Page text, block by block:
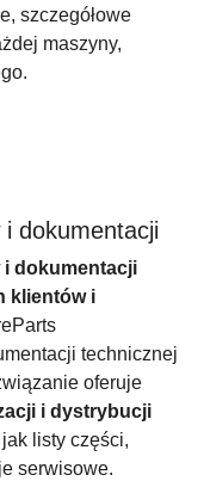
szczegółowe
maszyny,
dokumentacji
dokumentacji
klientów i
technicznej
oferuje
i dystrybucji
listy części,
serwisowe.